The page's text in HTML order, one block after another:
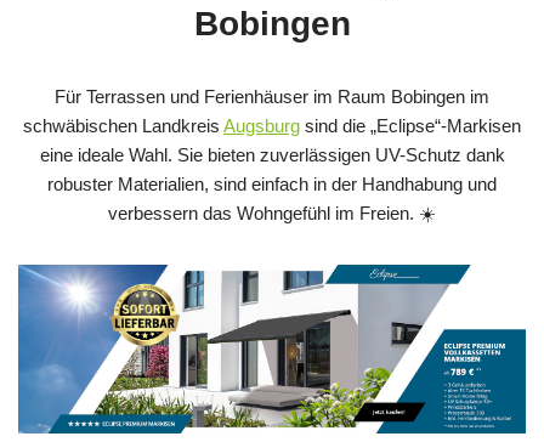
Bobingen
Für Terrassen und Ferienhäuser im Raum Bobingen im
schwäbischen Landkreis Augsburg sind die „Eclipse“-Markisen
eine ideale Wahl. Sie bieten zuverlässigen UV-Schutz dank
robuster Materialien, sind einfach in der Handhabung und
verbessern das Wohngefühl im Freien. ☀️